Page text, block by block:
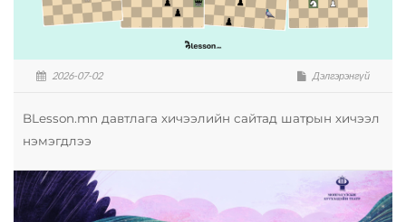
2026-07-02 Дэлгэрэнгүй
BLesson.mn давтлага хичээлийн сайтад шатрын хичээл
нэмэгдлээ